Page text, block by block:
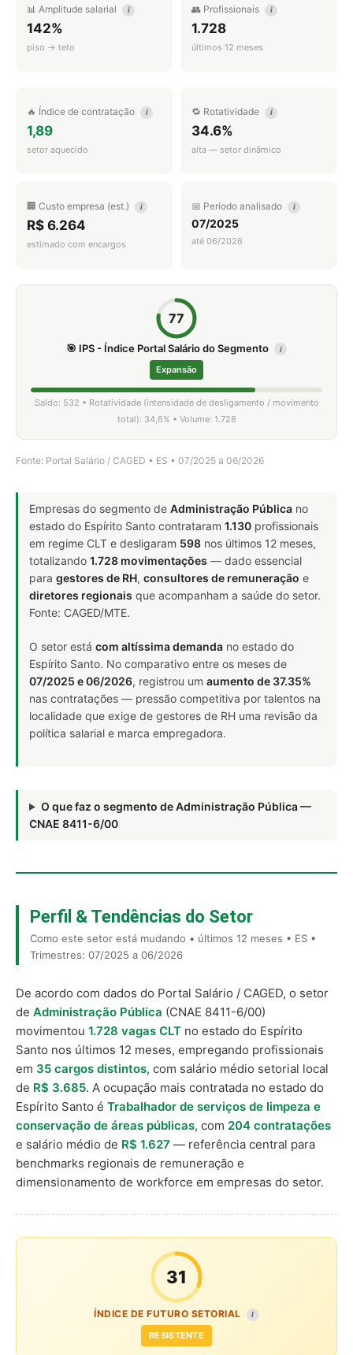
📊 Amplitude salarial i
142%
piso → teto
👥 Profissionais i
1.728
últimos 12 meses
🔥 Índice de contratação i
1,89
setor aquecido
🔁 Rotatividade i
34.6%
alta — setor dinâmico
🏢 Custo empresa (est.) i
R$ 6.264
estimado com encargos
📅 Período analisado i
07/2025
até 06/2026
77
🎯 IPS - Índice Portal Salário do Segmento i
Expansão
Saldo: 532 • Rotatividade (intensidade de desligamento / movimento
total): 34,6% • Volume: 1.728
Fonte: Portal Salário / CAGED • ES • 07/2025 a 06/2026
Empresas do segmento de Administração Pública no
estado do Espírito Santo contrataram 1.130 profissionais
em regime CLT e desligaram 598 nos últimos 12 meses,
totalizando 1.728 movimentações — dado essencial
para gestores de RH, consultores de remuneração e
diretores regionais que acompanham a saúde do setor.
Fonte: CAGED/MTE.
O setor está com altíssima demanda no estado do
Espírito Santo. No comparativo entre os meses de
07/2025 e 06/2026, registrou um aumento de 37.35%
nas contratações — pressão competitiva por talentos na
localidade que exige de gestores de RH uma revisão da
política salarial e marca empregadora.
O que faz o segmento de Administração Pública —
CNAE 8411-6/00
Perfil & Tendências do Setor
Como este setor está mudando • últimos 12 meses • ES •
Trimestres: 07/2025 a 06/2026
De acordo com dados do Portal Salário / CAGED, o setor
de Administração Pública (CNAE 8411-6/00)
movimentou 1.728 vagas CLT no estado do Espírito
Santo nos últimos 12 meses, empregando profissionais
em 35 cargos distintos, com salário médio setorial local
de R$ 3.685. A ocupação mais contratada no estado do
Espírito Santo é Trabalhador de serviços de limpeza e
conservação de áreas públicas, com 204 contratações
e salário médio de R$ 1.627 — referência central para
benchmarks regionais de remuneração e
dimensionamento de workforce em empresas do setor.
31
ÍNDICE DE FUTURO SETORIAL I
RESISTENTE